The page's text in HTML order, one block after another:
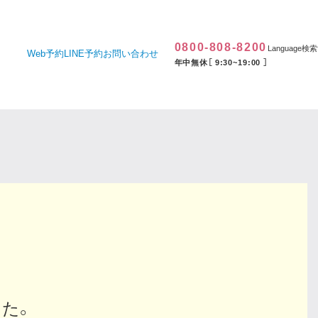
Web予約LINE予約お問い合わせ 0800-808-8200
年中無休［ 9:30~19:00 ］
Language検
。